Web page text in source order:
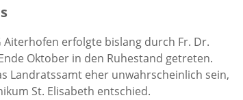
erfolgte bislang durch Fr. Dr.
Oktober in den Ruhestand getreten.
Landratssamt eher unwahrscheinlich sein,
St. Elisabeth entschied.